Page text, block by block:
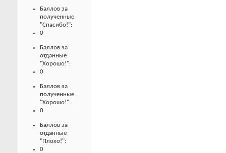
Баллов за
полученные
"Спасибо!":
0
Баллов за
отданные
"Хорошо!":
0
Баллов за
полученные
"Хорошо!":
0
Баллов за
отданные
"Плохо!":
0